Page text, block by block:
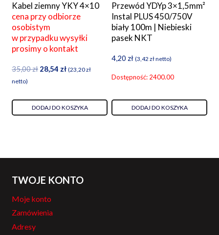
Kabel ziemny YKY 4×10
cena przy odbiorze
osobistym
w przypadku wysyłki
prosimy o kontakt
35,00zł Pierwotna
35,00 zł.
28,54 złAktualna
28,54 zł.
(23,20zł
netto)
DODAJ DO KOSZYKA
Przewód YDYp 3×1,5mm²
Instal PLUS 450/750V
biały 100m | Niebieski
pasek NKT
4,20 zł (3,42 złnetto)
Dostępność: 2400.00
DODAJ DO KOSZYKA
TWOJE KONTO
Moje konto
Zamówienia
Adresy